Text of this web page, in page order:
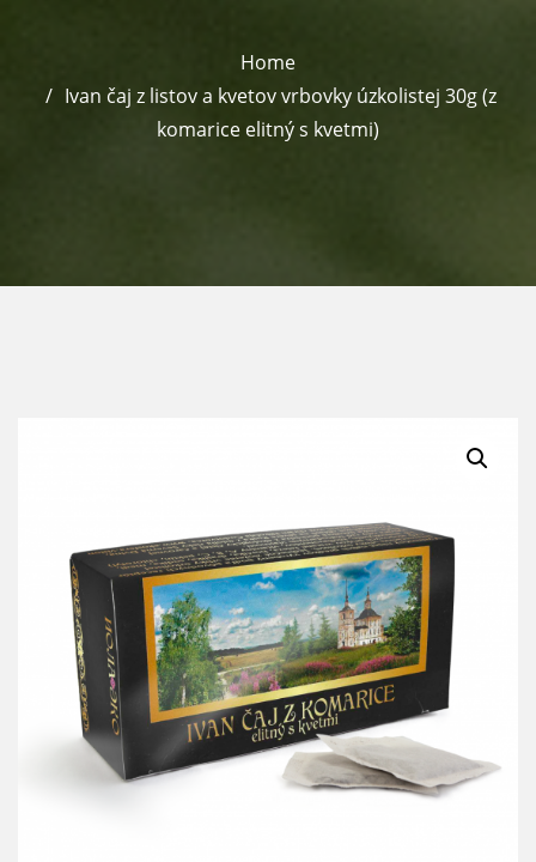
Home
Ivan čaj z listov a kvetov vrbovky úzkolistej 30g (z
komarice elitný s kvetmi)